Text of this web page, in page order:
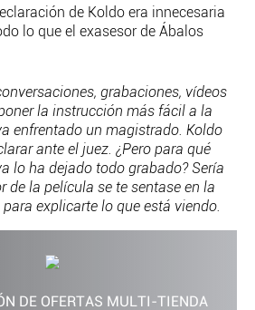
de Koldo era innecesaria
lo que el exasesor de Ábalos
grabaciones, vídeos
la instrucción más fácil a la
enfrentado un magistrado. Koldo
ante el juez. ¿Pero para qué
lo ha dejado todo grabado? Sería
de la película se te sentase en la
explicarte lo que está viendo.
DE OFERTAS MULTI-TIENDA